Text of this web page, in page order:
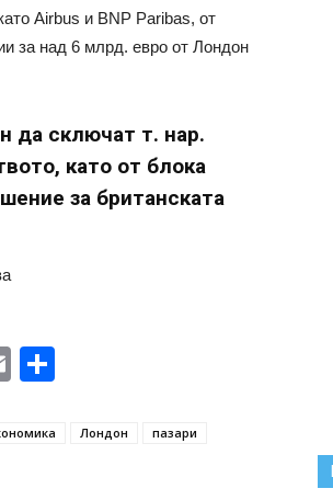
Airbus и BNP Paribas, от
за над 6 млрд. евро от Лондон
да сключат т. нар.
като от блока
за британската
Email
Лондон
пазари